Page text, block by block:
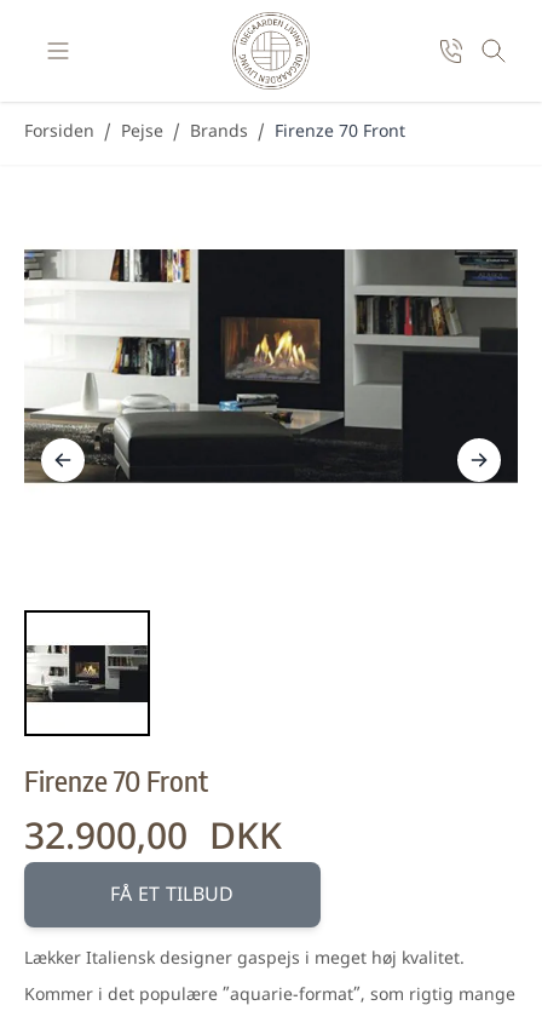
Forsiden / Pejse / Brands / Firenze 70 Front
Firenze 70 Front
32.900,00 DKK
FÅ ET TILBUD
Lækker Italiensk designer gaspejs i meget høj kvalitet.
Kommer i det populære ”aquarie-format”, som rigtig mange